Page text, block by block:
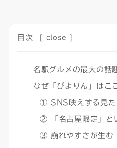
目次 close
名駅グルメの最大の話
なぜ「ぴよりん」はこ
① SNS映えする見た
② 「名古屋限定」と
③ 崩れやすさが生む